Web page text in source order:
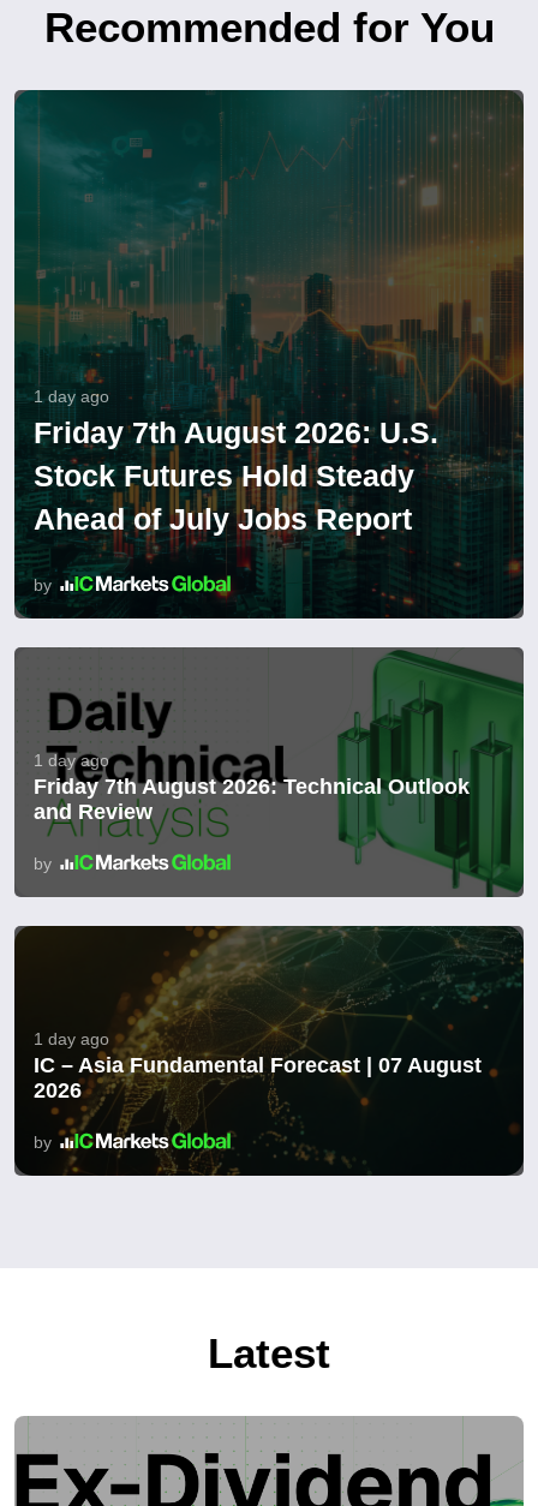
Recommended for You
1 day ago
Friday 7th August 2026: U.S.
Stock Futures Hold Steady
Ahead of July Jobs Report
by
1 day ago
Friday 7th August 2026: Technical Outlook
and Review
by
1 day ago
IC – Asia Fundamental Forecast | 07 August
2026
by
Latest